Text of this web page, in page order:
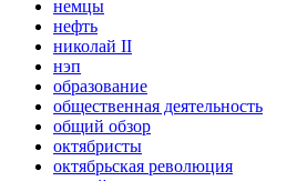
немцы
нефть
николай II
нэп
образование
общественная деятельность
общий обзор
октябристы
октябрьская революция